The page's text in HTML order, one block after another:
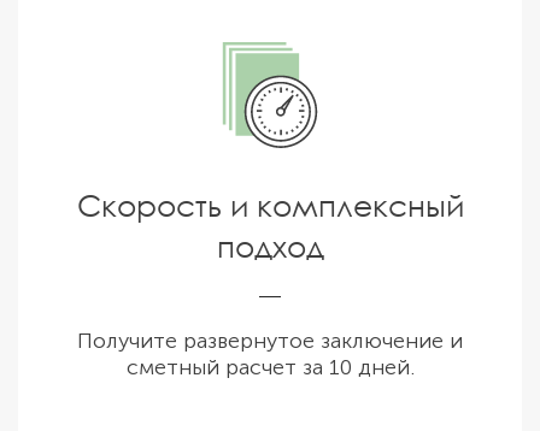
Скорость и комплексный
подход
Получите развернутое заключение и
сметный расчет за 10 дней.